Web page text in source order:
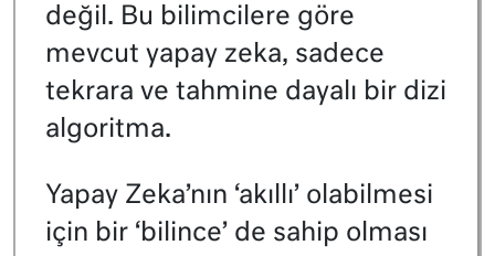
değil. Bu bilimcilere göre
mevcut yapay zeka, sadece
tekrara ve tahmine dayalı bir dizi
algoritma.
Yapay Zeka’nın ‘akıllı’ olabilmesi
için bir ‘bilince’ de sahip olması